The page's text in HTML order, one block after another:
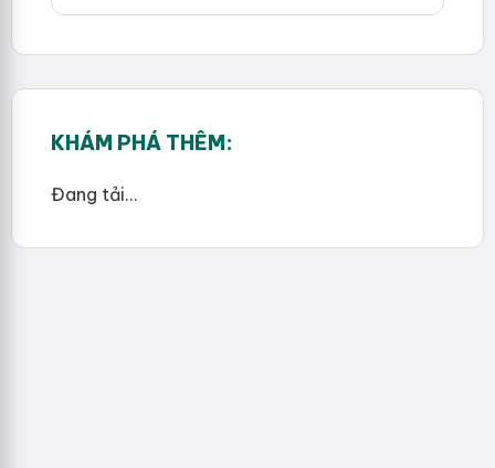
KHÁM PHÁ THÊM:
Đang tải...